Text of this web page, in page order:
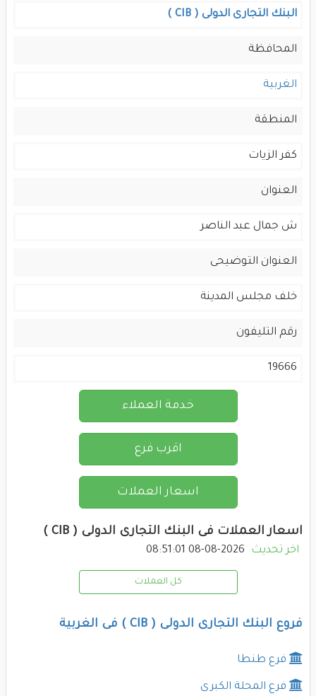
البنك التجارى الدولى ( CIB )
المحافظة
الغربية
المنطقة
كفر الزيات
العنوان
ش جمال عبد الناصر
العنوان التوضيحى
خلف مجلس المدينة
رقم التليفون
19666
خدمة العملاء
اقرب فرع
اسعار العملات
اسعار العملات فى البنك التجارى الدولى ( CIB )
اخر تحديث 2026-08-08 08:51:01
كل العملات
فروع البنك التجارى الدولى ( CIB ) فى الغربية
فرع طنطا
فرع المحلة الكبرى